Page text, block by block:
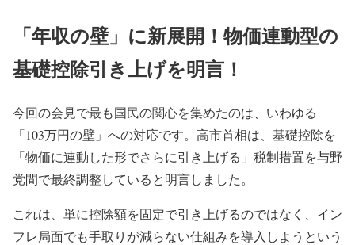
「年収の壁」に新展開！物価連動型の
基礎控除引き上げを明言！
今回の会見で最も国民の関心を集めたのは、いわゆる
「103万円の壁」への対応です。高市首相は、基礎控除を
「物価に連動した形でさらに引き上げる」税制措置を与野
党間で最終調整していると明言しました。
これは、単に控除額を固定で引き上げるのではなく、イン
フレ局面でも手取りが減らない仕組みを導入しようという